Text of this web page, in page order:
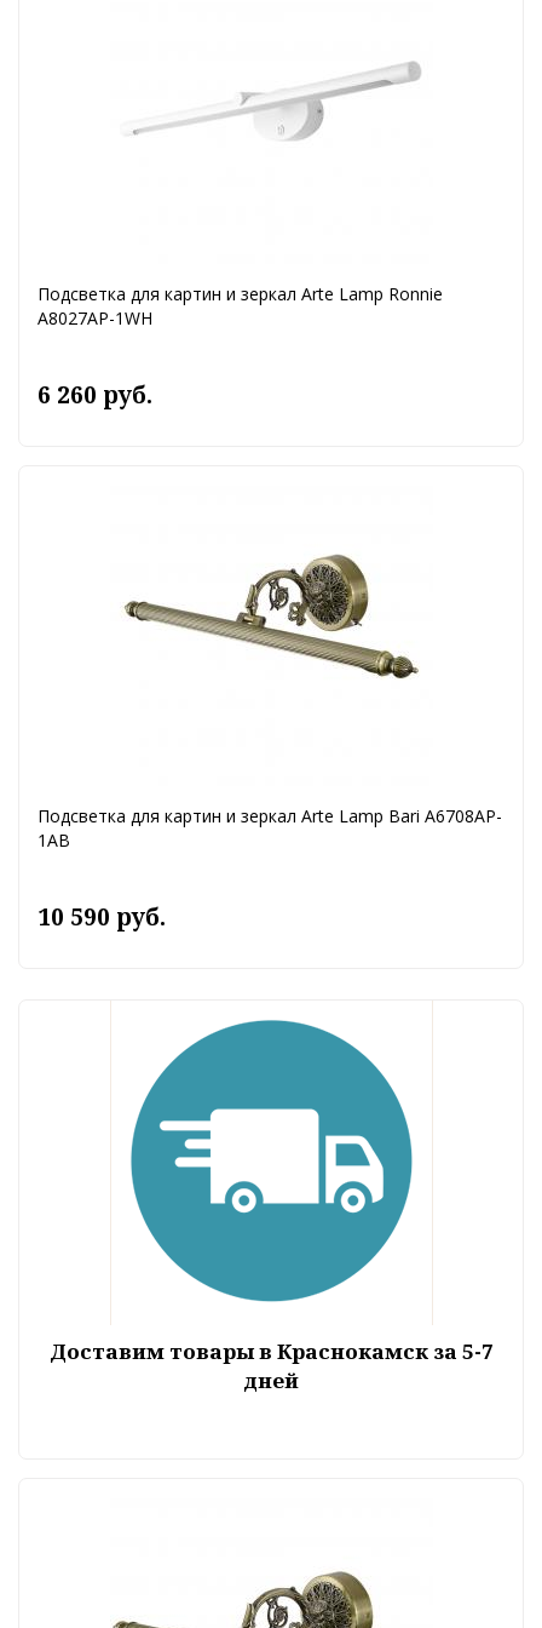
Подсветка для картин и зеркал Arte Lamp Ronnie
A8027AP-1WH
6 260 руб.
Подсветка для картин и зеркал Arte Lamp Bari A6708AP-
1AB
10 590 руб.
Доставим товары в Краснокамск за 5-7
дней